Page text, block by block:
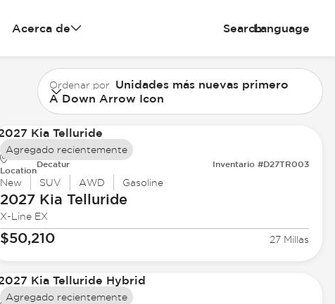
Acerca de SearchLanguage
Ordenar por Unidades más nuevas primero
A Down Arrow Icon
Location
Decatur Inventario #D27TR003
New SUV AWD Gasoline
2027 Kia Telluride
X-Line EX
$50,210 27 Millas
Agregado recientemente
Agregado recientemente